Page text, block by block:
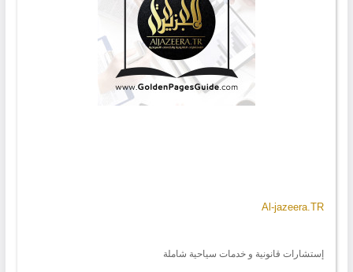
Al-jazeera.TR
إستشارات قانونية و خدمات سياحية شاملة